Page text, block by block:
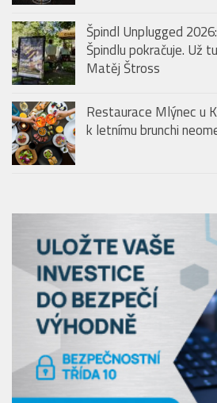
Špindl Unplugged
Špindlu pokračuje. Už
Matěj Štross
Restaurace Mlýnec u
k letnímu brunchi